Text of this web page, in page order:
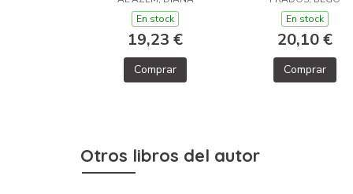
En stock
19,23 €
Comprar
En stock
20,10 €
Comprar
Otros libros del autor